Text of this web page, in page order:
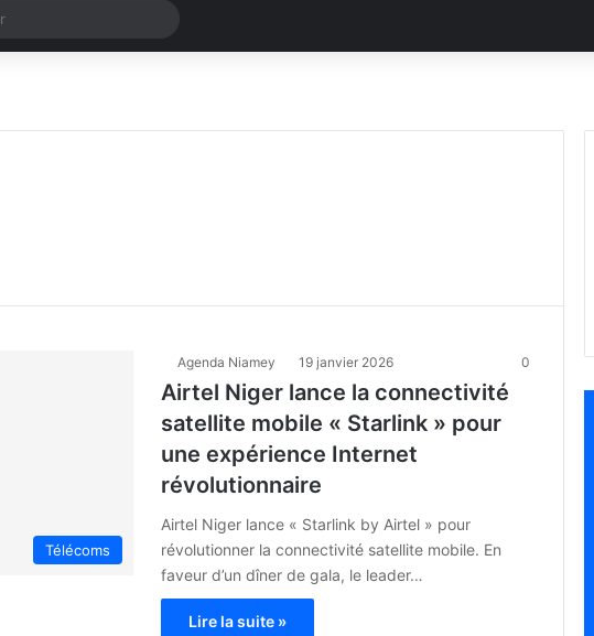
Télécoms
Agenda Niamey 19 janvier 2026 0
Airtel Niger lance la connectivité
satellite mobile « Starlink » pour
une expérience Internet
révolutionnaire
Airtel Niger lance « Starlink by Airtel » pour
révolutionner la connectivité satellite mobile. En
faveur d’un dîner de gala, le leader…
Lire la suite »